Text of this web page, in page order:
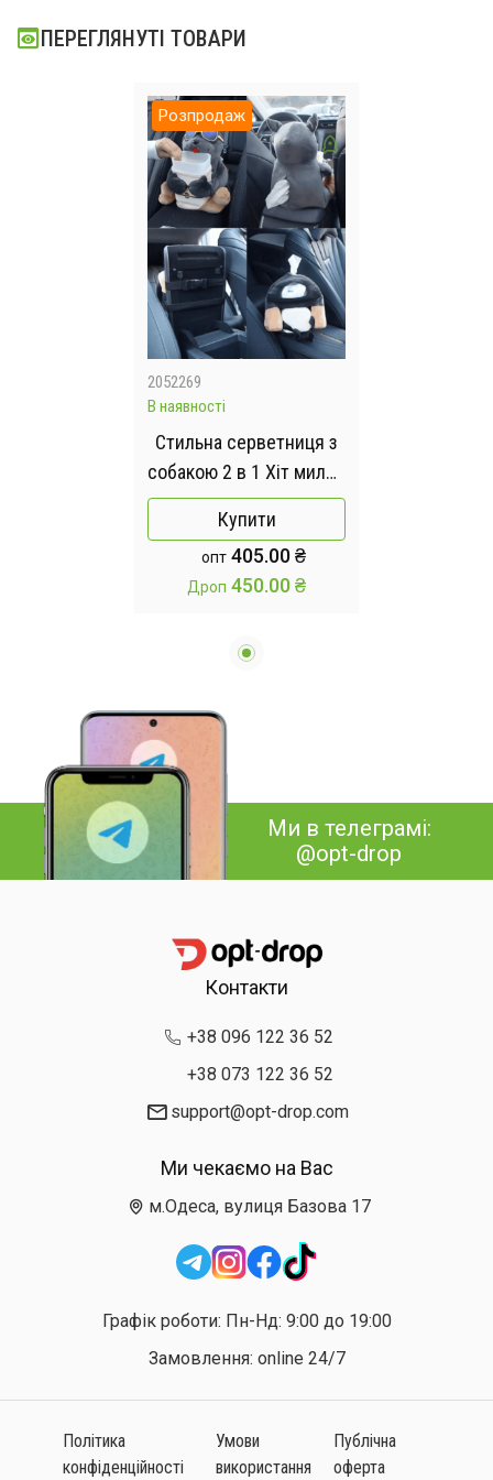
ПЕРЕГЛЯНУТІ ТОВАРИ
Розпродаж
2052269
В наявності
Стильна серветниця з
собакою 2 в 1 Хіт милий
мультяшний
автомобільний ящик
для серветок
Купити
опт 405.00 ₴
Дроп 450.00 ₴
Ми в телеграмі:
@opt-drop
Контакти
+38 096 122 36 52
+38 073 122 36 52
support@opt-drop.com
Ми чекаємо на Вас
м.Одеса, вулиця Базова 17
Графік роботи: Пн-Нд: 9:00 до 19:00
Замовлення: online 24/7
Політика
конфіденційності
Умови
використання
Публічна
оферта